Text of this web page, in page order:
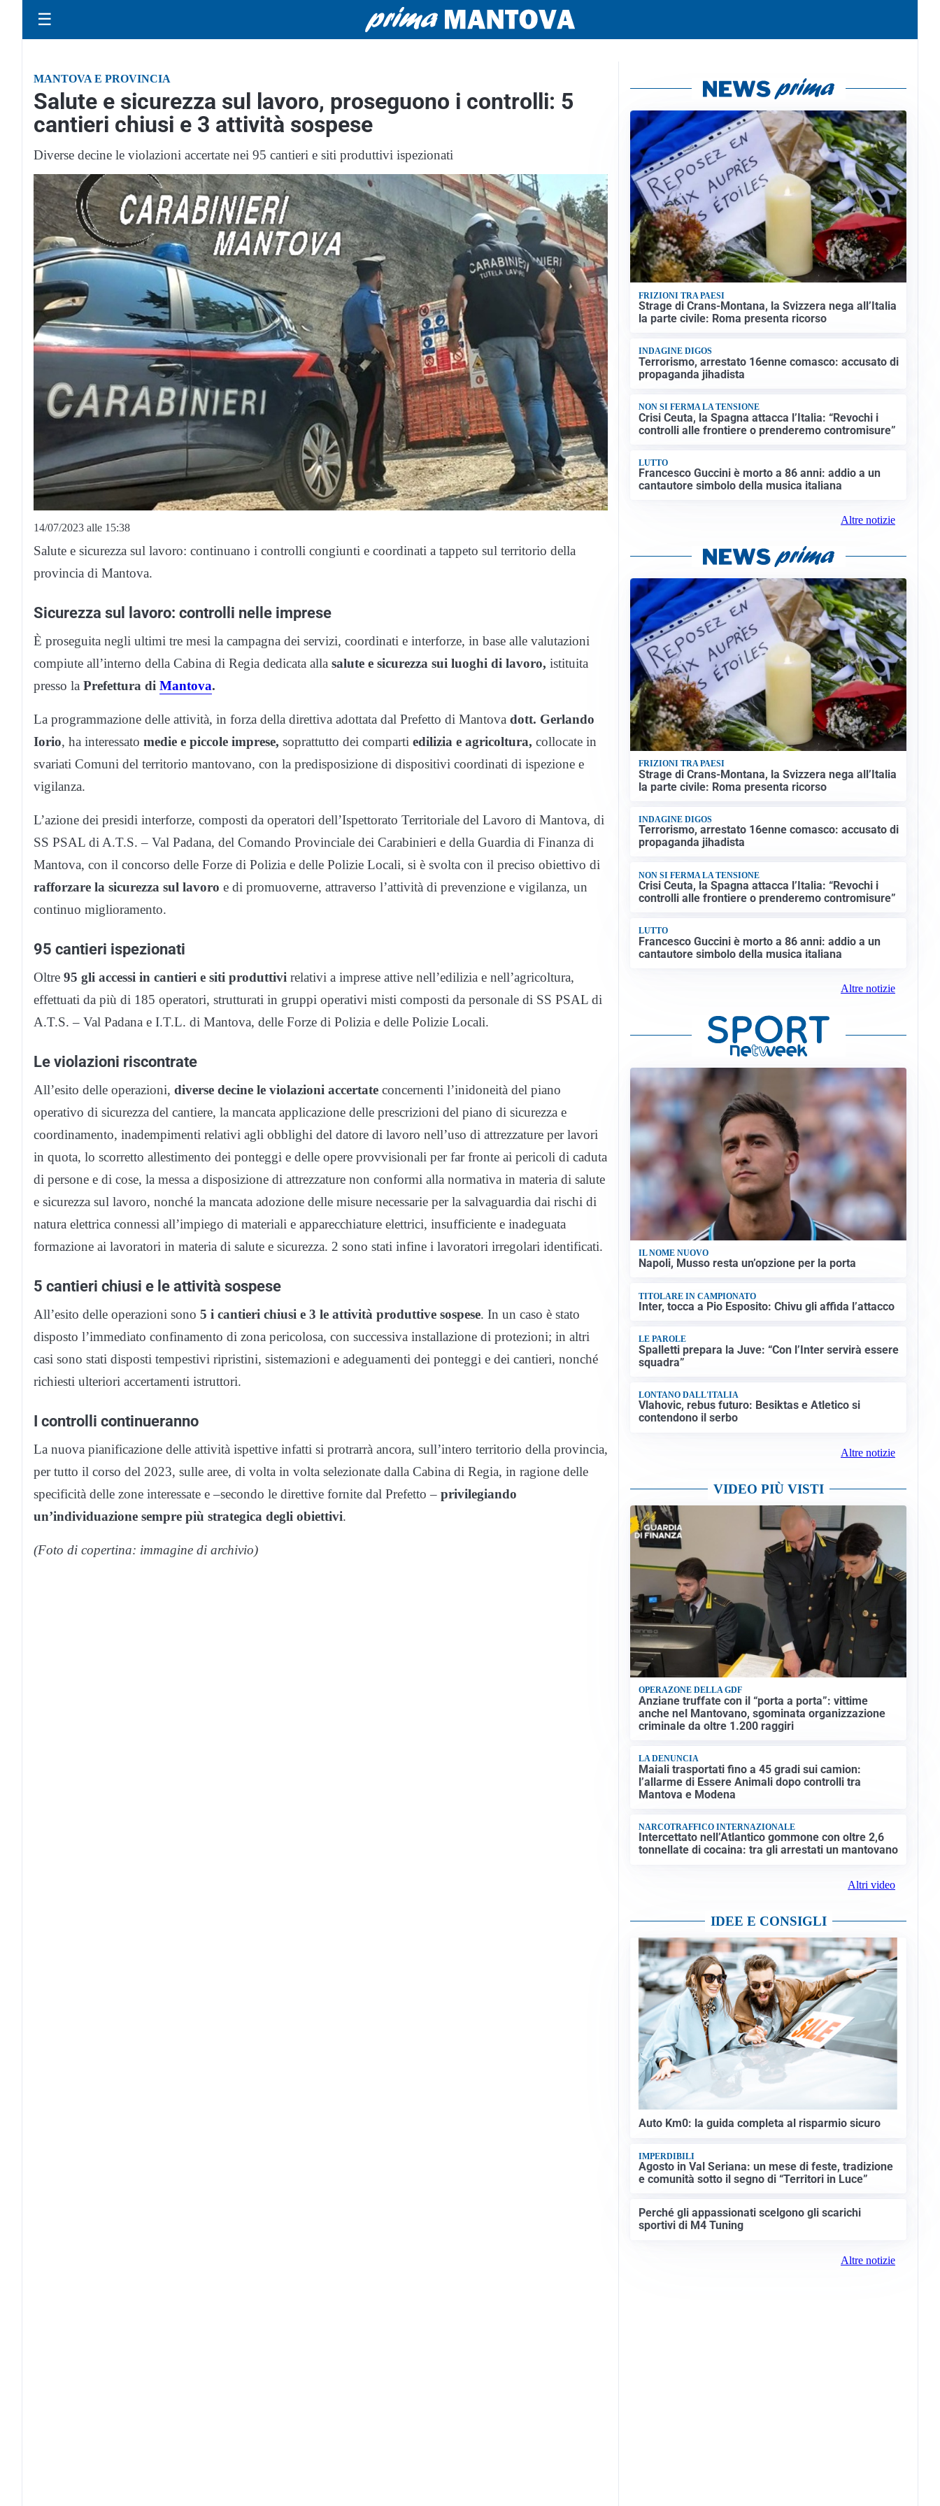
☰
MANTOVA E PROVINCIA
Salute e sicurezza sul lavoro, proseguono i controlli: 5
cantieri chiusi e 3 attività sospese
Diverse decine le violazioni accertate nei 95 cantieri e siti produttivi ispezionati
14/07/2023 alle 15:38
Salute e sicurezza sul lavoro: continuano i controlli congiunti e coordinati a tappeto sul territorio della
provincia di Mantova.
Sicurezza sul lavoro: controlli nelle imprese
È proseguita negli ultimi tre mesi la campagna dei servizi, coordinati e interforze, in base alle valutazioni
compiute all’interno della Cabina di Regia dedicata alla salute e sicurezza sui luoghi di lavoro, istituita
presso la Prefettura di Mantova.
La programmazione delle attività, in forza della direttiva adottata dal Prefetto di Mantova dott. Gerlando
Iorio, ha interessato medie e piccole imprese, soprattutto dei comparti edilizia e agricoltura, collocate in
svariati Comuni del territorio mantovano, con la predisposizione di dispositivi coordinati di ispezione e
vigilanza.
L’azione dei presidi interforze, composti da operatori dell’Ispettorato Territoriale del Lavoro di Mantova, di
SS PSAL di A.T.S. – Val Padana, del Comando Provinciale dei Carabinieri e della Guardia di Finanza di
Mantova, con il concorso delle Forze di Polizia e delle Polizie Locali, si è svolta con il preciso obiettivo di
rafforzare la sicurezza sul lavoro e di promuoverne, attraverso l’attività di prevenzione e vigilanza, un
continuo miglioramento.
95 cantieri ispezionati
Oltre 95 gli accessi in cantieri e siti produttivi relativi a imprese attive nell’edilizia e nell’agricoltura,
effettuati da più di 185 operatori, strutturati in gruppi operativi misti composti da personale di SS PSAL di
A.T.S. – Val Padana e I.T.L. di Mantova, delle Forze di Polizia e delle Polizie Locali.
Le violazioni riscontrate
All’esito delle operazioni, diverse decine le violazioni accertate concernenti l’inidoneità del piano
operativo di sicurezza del cantiere, la mancata applicazione delle prescrizioni del piano di sicurezza e
coordinamento, inadempimenti relativi agli obblighi del datore di lavoro nell’uso di attrezzature per lavori
in quota, lo scorretto allestimento dei ponteggi e delle opere provvisionali per far fronte ai pericoli di caduta
di persone e di cose, la messa a disposizione di attrezzature non conformi alla normativa in materia di salute
e sicurezza sul lavoro, nonché la mancata adozione delle misure necessarie per la salvaguardia dai rischi di
natura elettrica connessi all’impiego di materiali e apparecchiature elettrici, insufficiente e inadeguata
formazione ai lavoratori in materia di salute e sicurezza. 2 sono stati infine i lavoratori irregolari identificati.
5 cantieri chiusi e le attività sospese
All’esito delle operazioni sono 5 i cantieri chiusi e 3 le attività produttive sospese. In un caso è stato
disposto l’immediato confinamento di zona pericolosa, con successiva installazione di protezioni; in altri
casi sono stati disposti tempestivi ripristini, sistemazioni e adeguamenti dei ponteggi e dei cantieri, nonché
richiesti ulteriori accertamenti istruttori.
I controlli continueranno
La nuova pianificazione delle attività ispettive infatti si protrarrà ancora, sull’intero territorio della provincia,
per tutto il corso del 2023, sulle aree, di volta in volta selezionate dalla Cabina di Regia, in ragione delle
specificità delle zone interessate e –secondo le direttive fornite dal Prefetto – privilegiando
un’individuazione sempre più strategica degli obiettivi.
(Foto di copertina: immagine di archivio)
FRIZIONI TRA PAESI
Strage di Crans-Montana, la Svizzera nega all’Italia
la parte civile: Roma presenta ricorso
INDAGINE DIGOS
Terrorismo, arrestato 16enne comasco: accusato di
propaganda jihadista
NON SI FERMA LA TENSIONE
Crisi Ceuta, la Spagna attacca l’Italia: “Revochi i
controlli alle frontiere o prenderemo contromisure”
LUTTO
Francesco Guccini è morto a 86 anni: addio a un
cantautore simbolo della musica italiana
Altre notizie
FRIZIONI TRA PAESI
Strage di Crans-Montana, la Svizzera nega all’Italia
la parte civile: Roma presenta ricorso
INDAGINE DIGOS
Terrorismo, arrestato 16enne comasco: accusato di
propaganda jihadista
NON SI FERMA LA TENSIONE
Crisi Ceuta, la Spagna attacca l’Italia: “Revochi i
controlli alle frontiere o prenderemo contromisure”
LUTTO
Francesco Guccini è morto a 86 anni: addio a un
cantautore simbolo della musica italiana
Altre notizie
IL NOME NUOVO
Napoli, Musso resta un’opzione per la porta
TITOLARE IN CAMPIONATO
Inter, tocca a Pio Esposito: Chivu gli affida l’attacco
LE PAROLE
Spalletti prepara la Juve: “Con l’Inter servirà essere
squadra”
LONTANO DALL'ITALIA
Vlahovic, rebus futuro: Besiktas e Atletico si
contendono il serbo
Altre notizie
VIDEO PIÙ VISTI
OPERAZONE DELLA GDF
Anziane truffate con il “porta a porta”: vittime
anche nel Mantovano, sgominata organizzazione
criminale da oltre 1.200 raggiri
LA DENUNCIA
Maiali trasportati fino a 45 gradi sui camion:
l’allarme di Essere Animali dopo controlli tra
Mantova e Modena
NARCOTRAFFICO INTERNAZIONALE
Intercettato nell’Atlantico gommone con oltre 2,6
tonnellate di cocaina: tra gli arrestati un mantovano
Altri video
IDEE E CONSIGLI
Auto Km0: la guida completa al risparmio sicuro
IMPERDIBILI
Agosto in Val Seriana: un mese di feste, tradizione
e comunità sotto il segno di “Territori in Luce”
Perché gli appassionati scelgono gli scarichi
sportivi di M4 Tuning
Altre notizie